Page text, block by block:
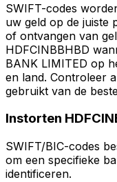
SWIFT-codes
uw geld op de juiste
of ontvangen van
HDFCINBBHBD
BANK LIMITED op
en land. Controleer
gebruikt van de
Instorten
SWIFT/BIC-codes
om een specifieke
identificeren.